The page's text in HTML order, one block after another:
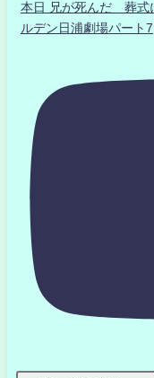
本日 兄が死んだ 葬
ルデン日浦劇場パート7